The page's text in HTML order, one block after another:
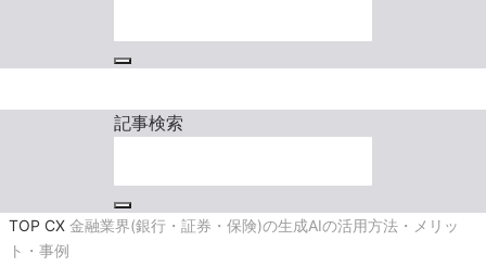
記事検索
TOP CX 金融業界(銀行・証券・保険)の生成AIの活用方法・メリッ
ト・事例